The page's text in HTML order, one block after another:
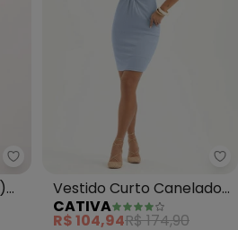
Quintess - Vestido (Azul
Vestido Curto Canelado
(Azul Claro)
CATIVA
R$ 104,94R$ 174,90